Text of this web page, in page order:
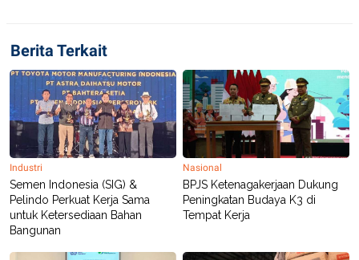
A
E
V
R
S
I
G
K
G
M
E
D
A
Berita Terkait
Industri
Semen Indonesia (SIG) &
Pelindo Perkuat Kerja Sama
untuk Ketersediaan Bahan
Bangunan
Nasional
BPJS Ketenagakerjaan Dukung
Peningkatan Budaya K3 di
Tempat Kerja